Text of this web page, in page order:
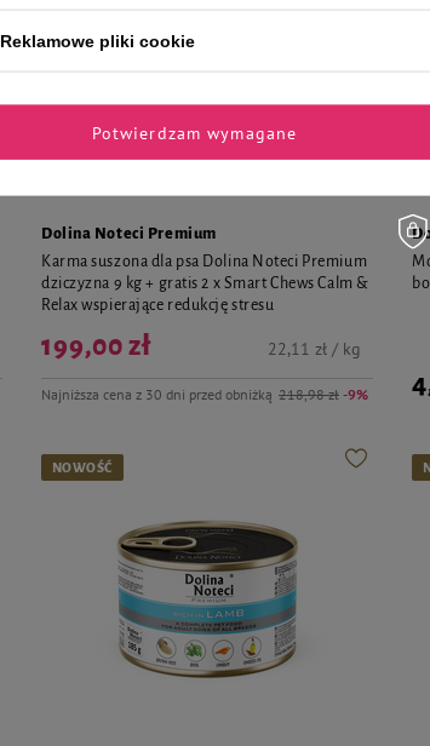
Dolina Noteci Premium
Karma suszona dla psa Dolina Noteci Premium
dziczyzna 9 kg + gratis 2 x Smart Chews Calm &
Relax wspierające redukcję stresu
Najniższa cena z 30 dni przed obniżką 218,98 zł -9%
199,00 zł 22,11 zł / kg
NOWOŚĆ
Reklamowe pliki cookie
Potwierdzam wymagane